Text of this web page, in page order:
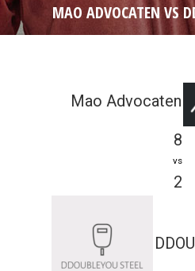
MAO ADVOCATEN VS
Mao Advocaten
8
vs
2